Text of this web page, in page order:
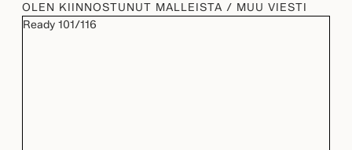
OLEN KIINNOSTUNUT MALLEISTA / MUU VIESTI